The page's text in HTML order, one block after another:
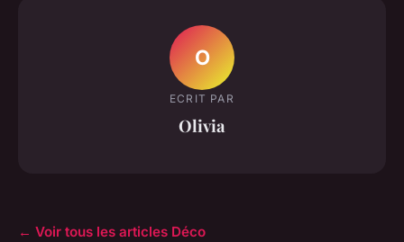
O
ECRIT PAR
Olivia
← Voir tous les articles Déco